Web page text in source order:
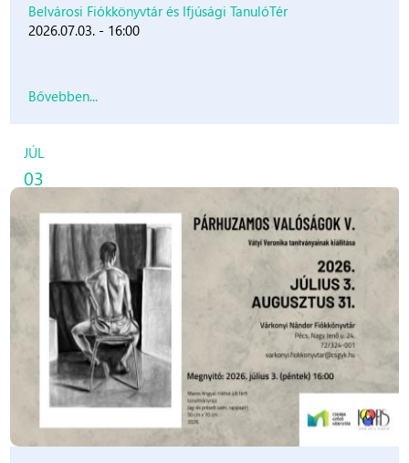
Belvárosi Fiókkönyvtár és Ifjúsági TanulóTér
2026.07.03. - 16:00
Bővebben...
JÚL
03